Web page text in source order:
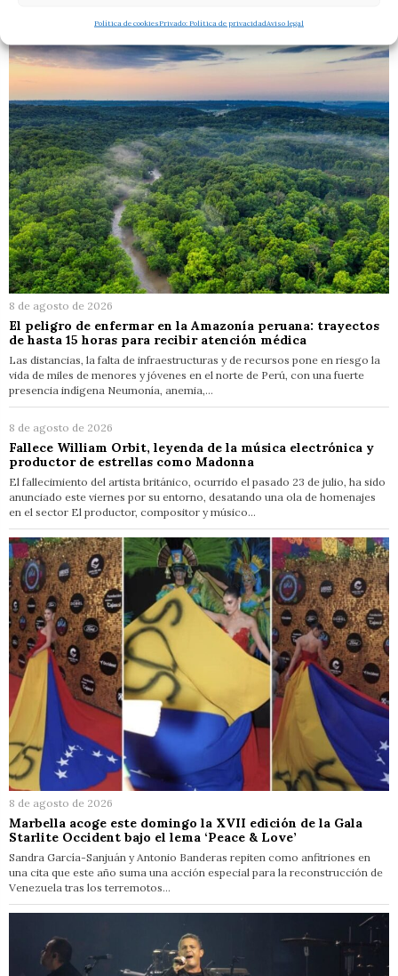
Política de cookiesPrivado: Política de privacidadAviso legal
8 de agosto de 2026
El peligro de enfermar en la Amazonía peruana: trayectos
de hasta 15 horas para recibir atención médica
Las distancias, la falta de infraestructuras y de recursos pone en riesgo la
vida de miles de menores y jóvenes en el norte de Perú, con una fuerte
presencia indígena Neumonía, anemia,…
8 de agosto de 2026
Fallece William Orbit, leyenda de la música electrónica y
productor de estrellas como Madonna
El fallecimiento del artista británico, ocurrido el pasado 23 de julio, ha sido
anunciado este viernes por su entorno, desatando una ola de homenajes
en el sector El productor, compositor y músico…
8 de agosto de 2026
Marbella acoge este domingo la XVII edición de la Gala
Starlite Occident bajo el lema ‘Peace & Love’
Sandra García-Sanjuán y Antonio Banderas repiten como anfitriones en
una cita que este año suma una acción especial para la reconstrucción de
Venezuela tras los terremotos…